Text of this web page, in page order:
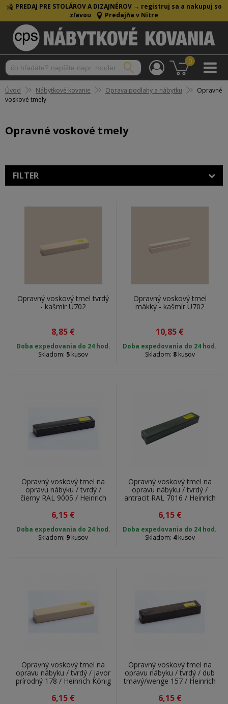
PREDAJ PRE STOLÁROV A DIZAJNÉROV → registruj sa a nakupuj so
zľavou
Predajňa v Nitre
0
Úvod Nábytkové kovanie Oprava podlahy a nábytku
Opravné
voskové tmely
Opravné voskové tmely
FILTER
Opravný voskový tmel tvrdý
- kašmír U702
8,85 €
Doba expedovania do 24 hod.
Skladom: 5 kusov
Opravný voskový tmel
mäkký - kašmír U702
10,85 €
Doba expedovania do 24 hod.
Skladom: 8kusov
Opravný voskový tmel na
opravu nábyku / tvrdý /
čierny RAL 9005 / Heinrich
König & Co. KG / 1419005 /
7 g
6,15 €
Doba expedovania do 24 hod.
Skladom: 9 kusov
Opravný voskový tmel na
opravu nábyku / tvrdý /
antracit RAL 7016 / Heinrich
7 g
6,15 €
Doba expedovania do 24 hod.
Skladom: 4kusov
Opravný voskový tmel na
opravu nábyku / tvrdý / javor
prírodný 178 / Heinrich König
& Co. KG / 141000178 / 7 g
6,15 €
Opravný voskový tmel na
opravu nábyku / tvrdý / dub
tmavý/wenge 157 / Heinrich
König & Co. KG / 141000157
/ 7 g
6,15 €